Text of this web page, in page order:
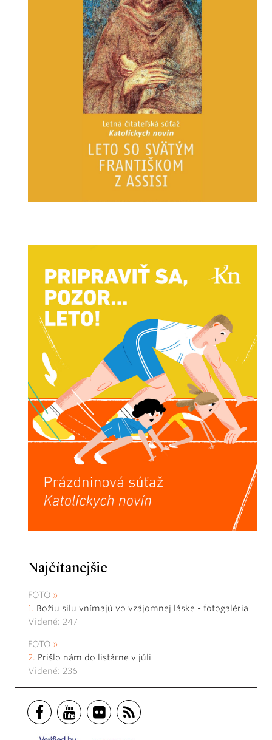
Najčítanejšie
FOTO
Božiu silu vnímajú vo vzájomnej láske - fotogaléria
Videné: 247
FOTO
Prišlo nám do listárne v júli
Videné: 236